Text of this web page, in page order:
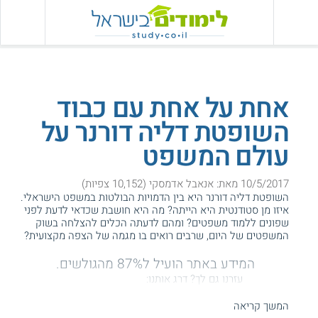
אחת על אחת עם כבוד
השופטת דליה דורנר על
עולם המשפט
10/5/2017 מאת: אנאבל אדמסקי (10,152 צפיות)
השופטת דליה דורנר היא בין הדמויות הבולטות במשפט הישראלי.
איזו מן סטודנטית היא הייתה? מה היא חושבת שכדאי לדעת לפני
שפונים ללמוד משפטים? ומהם לדעתה הכלים להצלחה בשוק
המשפטים של היום, שרבים רואים בו מגמה של הצפה מקצועית?
המידע באתר הועיל ל87% מהגולשים.
עזרנו גם לך? דרג אותנו:
המשך קריאה